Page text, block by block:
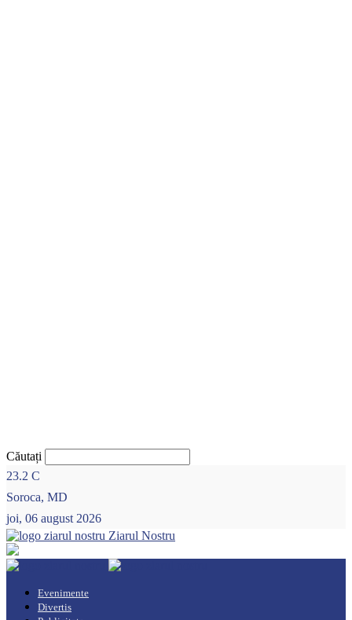
Căutați
23.2 C
Soroca, MD
joi, 06 august 2026
Ziarul Nostru
Evenimente
Divertis